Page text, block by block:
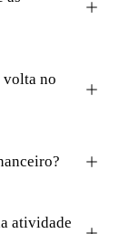
volta no
atividade